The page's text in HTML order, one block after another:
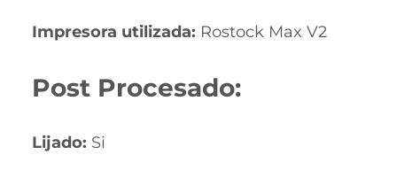
Impresora utilizada: Rostock Max V2
Post Procesado:
Lijado: Si